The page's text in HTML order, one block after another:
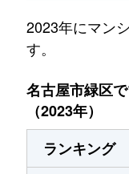
2023年にマン
す。
名古屋市緑区
（2023年）
ランキング